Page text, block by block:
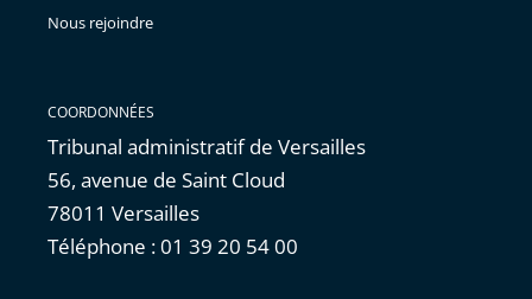
Nous rejoindre
COORDONNÉES
Tribunal administratif de Versailles
56, avenue de Saint Cloud
78011 Versailles
Téléphone : 01 39 20 54 00